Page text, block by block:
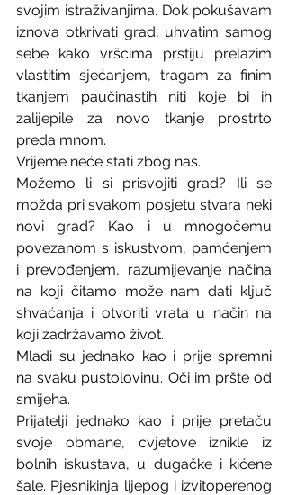
svojim istraživanjima. Dok pokušavam
iznova otkrivati grad, uhvatim samog
sebe kako vršcima prstiju prelazim
vlastitim sjećanjem, tragam za finim
tkanjem paučinastih niti koje bi ih
zalijepile za novo tkanje prostrto
preda mnom.
Vrijeme neće stati zbog nas.
Možemo li si prisvojiti grad? Ili se
možda pri svakom posjetu stvara neki
novi grad? Kao i u mnogočemu
povezanom s iskustvom, pamćenjem
i prevođenjem, razumijevanje načina
na koji čitamo može nam dati ključ
shvaćanja i otvoriti vrata u način na
koji zadržavamo život.
Mladi su jednako kao i prije spremni
na svaku pustolovinu. Oči im pršte od
smijeha.
Prijatelji jednako kao i prije pretaču
svoje obmane, cvjetove iznikle iz
bolnih iskustava, u dugačke i kićene
šale. Pjesnikinja lijepog i izvitoperenog